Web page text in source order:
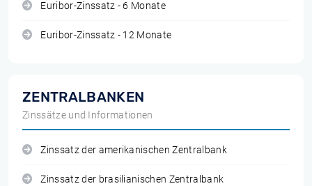
Euribor-Zinssatz - 6 Monate
Euribor-Zinssatz - 12 Monate
ZENTRALBANKEN
Zinssätze und Informationen
Zinssatz der amerikanischen Zentralbank
Zinssatz der brasilianischen Zentralbank